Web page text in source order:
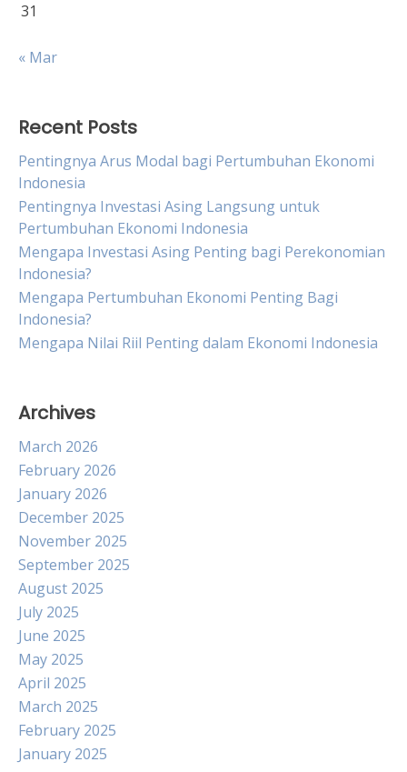
31
« Mar
Recent Posts
Pentingnya Arus Modal bagi Pertumbuhan Ekonomi
Indonesia
Pentingnya Investasi Asing Langsung untuk
Pertumbuhan Ekonomi Indonesia
Mengapa Investasi Asing Penting bagi Perekonomian
Indonesia?
Mengapa Pertumbuhan Ekonomi Penting Bagi
Indonesia?
Mengapa Nilai Riil Penting dalam Ekonomi Indonesia
Archives
March 2026
February 2026
January 2026
December 2025
November 2025
September 2025
August 2025
July 2025
June 2025
May 2025
April 2025
March 2025
February 2025
January 2025